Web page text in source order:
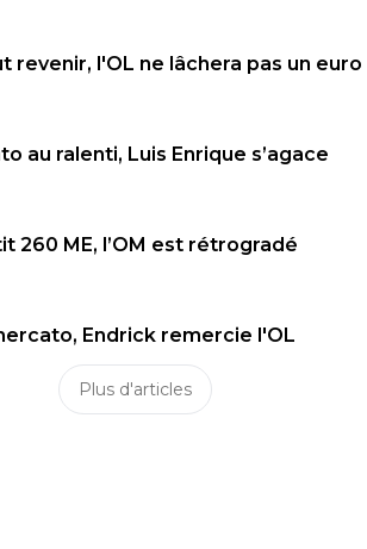
revenir, l'OL ne lâchera pas un euro
au ralenti, Luis Enrique s’agace
260 ME, l’OM est rétrogradé
Endrick remercie l'OL
Plus d'articles